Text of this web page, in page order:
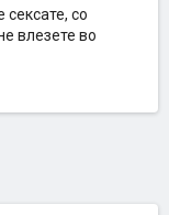
со
влезете во